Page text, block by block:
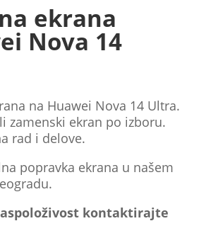
ekrana
Nova 14
na Huawei Nova 14 Ultra.
zamenski ekran po izboru.
rad i delove.
popravka ekrana u našem
kontaktirajte